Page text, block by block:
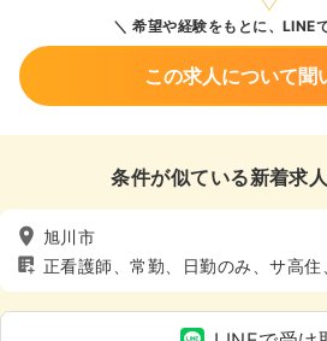
希望や経験をもとに、LINE
この求人について聞
条件が似ている新着求
旭川市
正看護師、常勤、日勤のみ、サ高
以上